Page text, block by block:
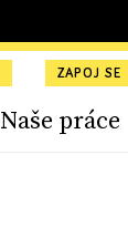
ZAPOJ SE
Naše práce